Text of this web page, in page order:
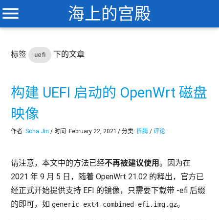
海上的宫殿
menu
标签 uefi 下的文章
构建 UEFI 启动的 OpenWrt 磁盘
映像
作者:Soha Jin / 时间: February 22, 2021 / 分类:折腾 /评论
请注意，本文中的方法已经不再被建议使用。因为在
2021 年 9 月 5 日，随着 OpenWrt 21.02 的释出，官方已
经正式开始提供支持 EFI 的镜像，只需要下载带 -efi 后缀
的即可，如 generic-ext4-combined-efi.img.gz。